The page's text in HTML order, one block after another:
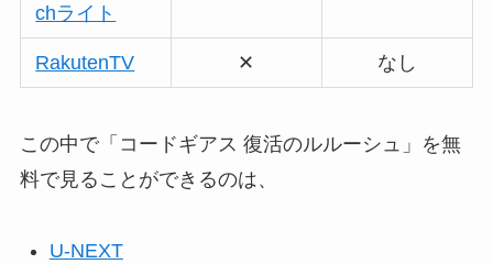
chライト
RakutenTV ✕ なし
この中で「コードギアス 復活のルルーシュ」を無
料で見ることができるのは、
U-NEXT